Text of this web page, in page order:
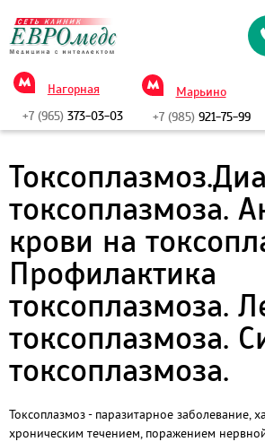
Нагорная
+7 (965) 373-03-03
Марьино
+7 (985)921-75-99
токсоплазмоза.
крови на
Профилактика
токсоплазмоза.
токсоплазмоза.
токсоплазмоза.
Токсоплазмоз- паразитарное заболевание,
хроническим течением, поражением